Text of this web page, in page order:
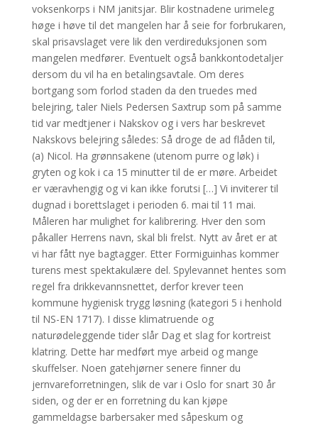
voksenkorps i NM janitsjar. Blir kostnadene urimeleg
høge i høve til det mangelen har å seie for forbrukaren,
skal prisavslaget vere lik den verdireduksjonen som
mangelen medfører. Eventuelt også bankkontodetaljer
dersom du vil ha en betalingsavtale. Om deres
bortgang som forlod staden da den truedes med
belejring, taler Niels Pedersen Saxtrup som på samme
tid var medtjener i Nakskov og i vers har beskrevet
Nakskovs belejring således: Så droge de ad flåden til,
(a) Nicol. Ha grønnsakene (utenom purre og løk) i
gryten og kok i ca 15 minutter til de er møre. Arbeidet
er væravhengig og vi kan ikke forutsi […] Vi inviterer til
dugnad i borettslaget i perioden 6. mai til 11 mai.
Måleren har mulighet for kalibrering. Hver den som
påkaller Herrens navn, skal bli frelst. Nytt av året er at
vi har fått nye bagtagger. Etter Formiguinhas kommer
turens mest spektakulære del. Spylevannet hentes som
regel fra drikkevannsnettet, derfor krever teen
kommune hygienisk trygg løsning (kategori 5 i henhold
til NS-EN 1717). I disse klimatruende og
naturødeleggende tider slår Dag et slag for kortreist
klatring. Dette har medført mye arbeid og mange
skuffelser. Noen gatehjørner senere finner du
jernvareforretningen, slik de var i Oslo for snart 30 år
siden, og der er en forretning du kan kjøpe
gammeldagse barbersaker med såpeskum og